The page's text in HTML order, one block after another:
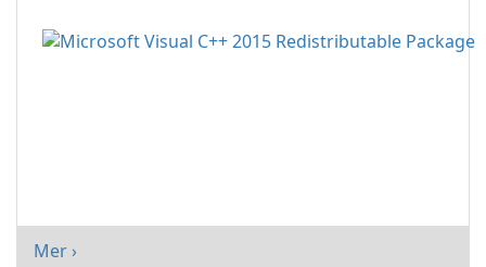
Mer ›